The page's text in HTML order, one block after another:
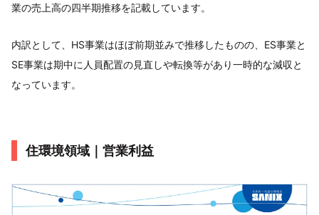
業の売上高の四半期推移を記載しています。
内訳として、HS事業はほぼ前期並みで推移したものの、ES事業と
SE事業は期中に人員配置の見直しや転換等があり一時的な減収と
なっています。
住環境領域｜営業利益